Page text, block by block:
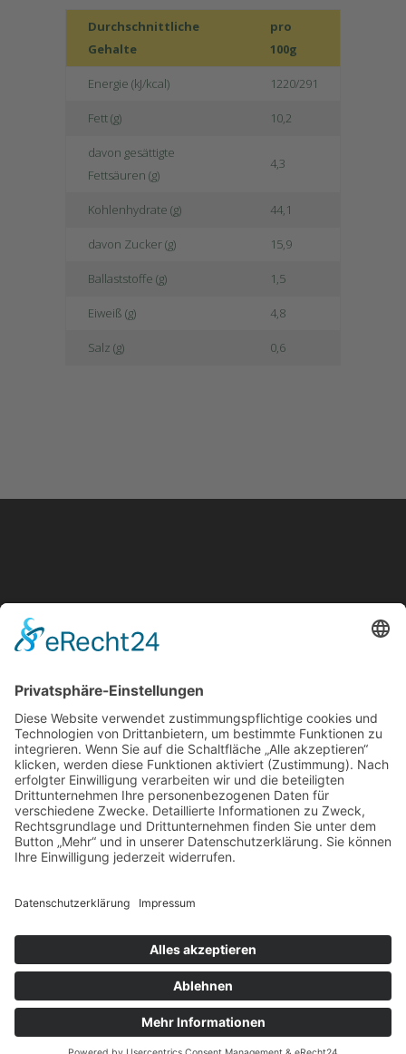
Durchschnittliche
Gehalte
pro
100g
Energie (kJ/kcal) 1220/291
Fett (g) 10,2
davon gesättigte
Fettsäuren (g)
4,3
Kohlenhydrate (g) 44,1
davon Zucker (g) 15,9
Ballaststoffe (g) 1,5
Eiweiß (g) 4,8
Salz (g) 0,6
Noch Fragen?
13 + 8=